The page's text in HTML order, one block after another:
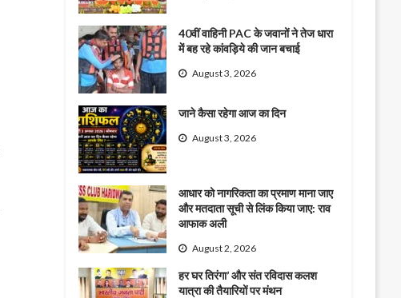
40वीं वाहिनी PAC के जवानों ने तेज धारा
में बह रहे कांवड़िये की जान बचाई
August 3, 2026
जाने कैसा रहेगा आज का दिन
August 3, 2026
आधार को नागरिकता का प्रमाण माना जाए
और मतदाता सूची से लिंक किया जाए: राव
आफाक अली
August 2, 2026
हर घर तिरंगा’ और संत रविदास कलश
यात्रा की तैयारियों पर मंथन